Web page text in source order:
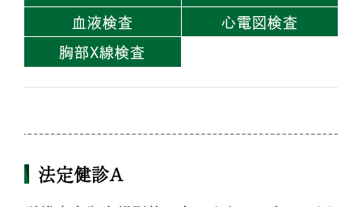
血液検査 心電図検査
胸部X線検査
法定健診A